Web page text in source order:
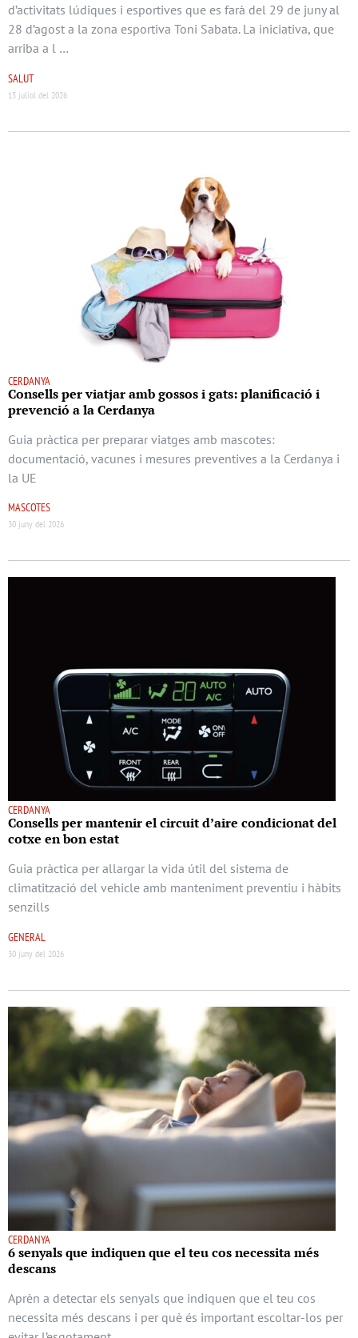
d’activitats lúdiques i esportives que es farà del 29 de juny al
28 d’agost a la zona esportiva Toni Sabata. La iniciativa, que
arriba a l …
SALUT
15 juliol del 2026
CERDANYA
Consells per viatjar amb gossos i gats: planificació i
prevenció a la Cerdanya
Guia pràctica per preparar viatges amb mascotes:
documentació, vacunes i mesures preventives a la Cerdanya i
la UE
MASCOTES
30 juny del 2026
CERDANYA
Consells per mantenir el circuit d’aire condicionat del
cotxe en bon estat
Guia pràctica per allargar la vida útil del sistema de
climatització del vehicle amb manteniment preventiu i hàbits
senzills
GENERAL
30 juny del 2026
CERDANYA
6 senyals que indiquen que el teu cos necessita més
descans
Aprèn a detectar els senyals que indiquen que el teu cos
necessita més descans i per què és important escoltar-los per